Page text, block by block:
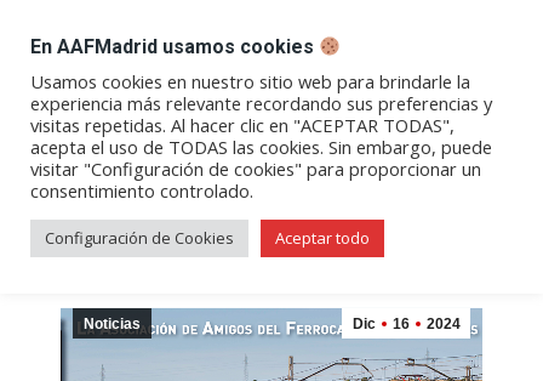
Abrir
enlace
en
una
ventana/pestaña
Abrir
enlace
en
una
ventana/pestaña
Abrir
enlace
en
una
ventana/pestaña
Abrir
enlace
en
una
Abrir
enlace
en
una
Archivos diarios:16/12/2024
Dic 16 2024
Noticias
En AAFMadrid usamos cookies
Usamos cookies en nuestro sitio web para brindarle la
experiencia más relevante recordando sus preferencias y
visitas repetidas. Al hacer clic en "ACEPTAR TODAS",
acepta el uso de TODAS las cookies. Sin embargo, puede
visitar "Configuración de cookies" para proporcionar un
consentimiento controlado.
Configuración de Cookies Aceptar todo